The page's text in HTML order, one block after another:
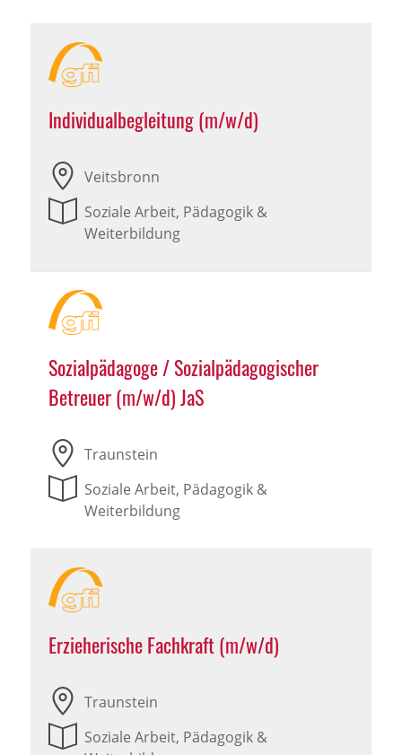
Individualbegleitung (m/w/d)
Veitsbronn
Soziale Arbeit, Pädagogik &
Weiterbildung
Sozialpädagoge / Sozialpädagogischer
Betreuer (m/w/d) JaS
Traunstein
Soziale Arbeit, Pädagogik &
Weiterbildung
Erzieherische Fachkraft (m/w/d)
Traunstein
Soziale Arbeit, Pädagogik &